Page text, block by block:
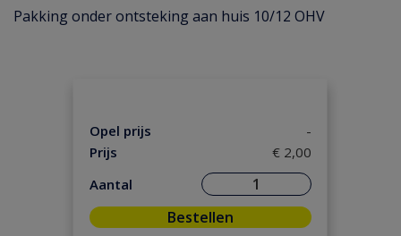
Folders/ Boeken/ Modellen(9)
Koeling/ Verwarming
Motor/ Koppeling
Motorpakking/ Keerring
Onderhoud(14)
Pakking onder ontsteking aan huis 10/12 OHV
Opel prijs
-
Prijs
€ 2,00
Aantal
Bestellen